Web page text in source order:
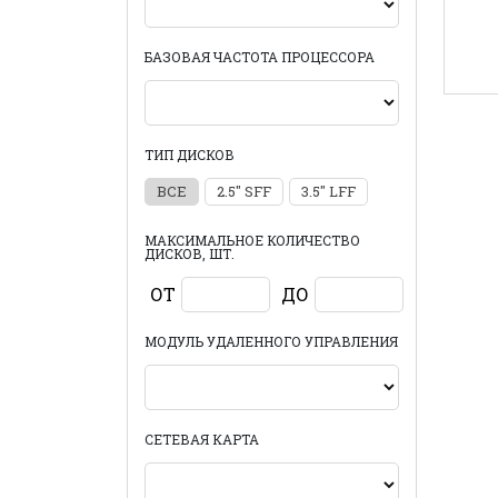
БАЗОВАЯ ЧАСТОТА ПРОЦЕССОРА
ТИП ДИСКОВ
ВСЕ 2.5" SFF 3.5" LFF
МАКСИМАЛЬНОЕ КОЛИЧЕСТВО
ДИСКОВ, ШТ.
ОТ ДО
МОДУЛЬ УДАЛЕННОГО УПРАВЛЕНИЯ
СЕТЕВАЯ КАРТА